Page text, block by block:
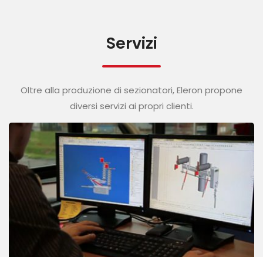
Servizi
Oltre alla produzione di sezionatori, Eleron propone
diversi servizi ai propri clienti.